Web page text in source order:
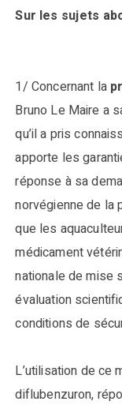
Sur les sujets
1/ Concernant la
Bruno Le Maire a
qu’il a pris
apporte les
réponse à sa
norvégienne de la
que les
médicament
nationale de mise
évaluation
conditions de
L’utilisation de ce
diflubenzuron,